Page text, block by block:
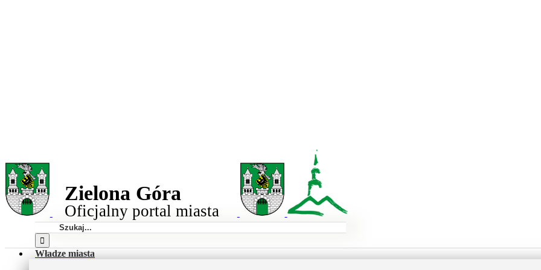
Zielona Góra
Oficjalny portal miasta
Szukaj
Władze miasta